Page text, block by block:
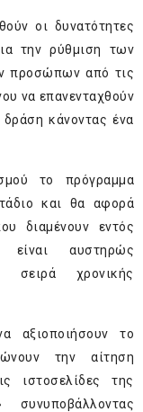
οι δυνατότητες
την ρύθμιση των
προσώπων από τις
να επανενταχθούν
δράση κάνοντας ένα
το πρόγραμμα
και θα αφορά
διαμένουν εντός
είναι αυστηρώς
σειρά χρονικής
αξιοποιήσουν το
την αίτηση
ιστοσελίδες της